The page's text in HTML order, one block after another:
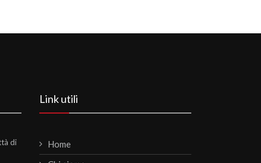
di
Link utili
Home